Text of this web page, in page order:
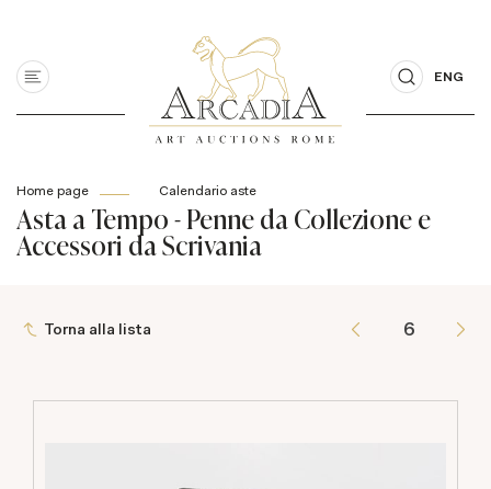
ENG
Home page Calendario aste
Asta a Tempo - Penne da Collezione e
Accessori da Scrivania
Torna alla lista